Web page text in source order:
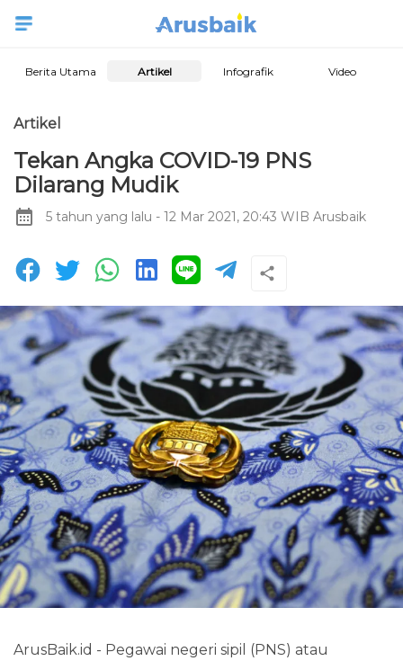
Berita Utama Artikel Infografik Video
Artikel
Tekan Angka COVID-19 PNS
Dilarang Mudik
5 tahun yang lalu - 12 Mar 2021, 20:43 WIB Arusbaik
ArusBaik.id - Pegawai negeri sipil (PNS) atau